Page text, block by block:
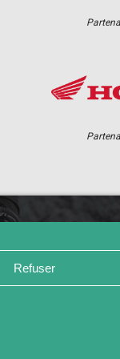
Refuser